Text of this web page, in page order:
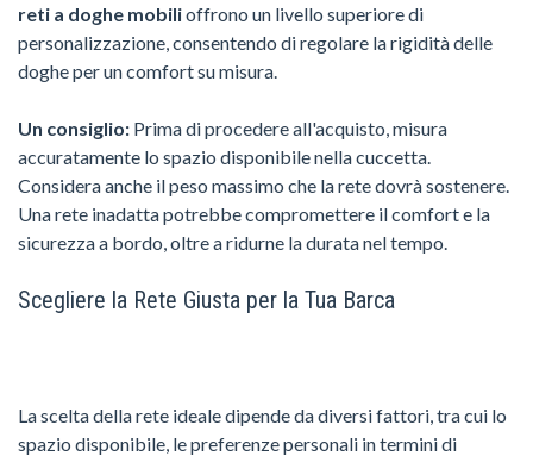
reti a doghe mobilioffrono un livello superiore di
personalizzazione, consentendo di regolare la rigidità delle
doghe per un comfort su misura.
Un consiglio: Prima di procedere all'acquisto, misura
accuratamente lo spazio disponibile nella cuccetta.
Considera anche il peso massimo che la rete dovrà sostenere.
Una rete inadatta potrebbe compromettere il comfort e la
sicurezza a bordo, oltre a ridurne la durata nel tempo.
Scegliere la Rete Giusta per la Tua Barca
La scelta della rete ideale dipende da diversi fattori, tra cui lo
spazio disponibile, le preferenze personali in termini di